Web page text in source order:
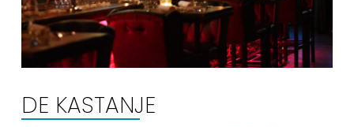
Wassersport
Übernachten
Einkaufen
Veranstaltungskalender
DE KASTANJE